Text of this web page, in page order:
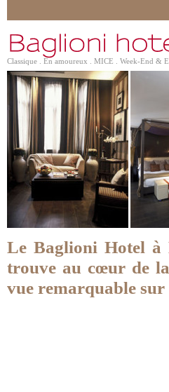
Classique . En amoureux . MICE . Week-End &
Le Baglioni Hotel à
trouve au cœur de
vue remarquable